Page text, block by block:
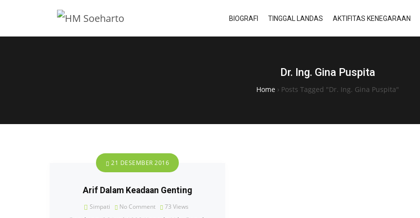
BIOGRAFI TINGGAL LANDAS AKTIFITAS KENEGARAAN
Dr. Ing. Gina Puspita
Home› Posts Tagged "Dr. Ing. Gina Puspita"
21 DESEMBER 2016
Arif Dalam Keadaan Genting
Simpati No Comment 73 Views